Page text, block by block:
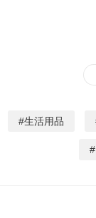
生活用品